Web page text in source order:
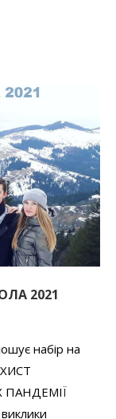
2021
набір на
ПАНДЕМІЇ